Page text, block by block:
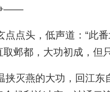
——
点头，低声道：“此
取邺都，大功初成，但
灭燕的大功，回江东